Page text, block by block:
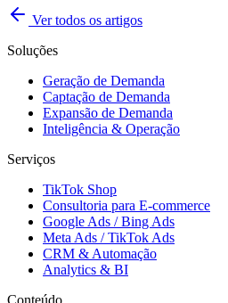
Ver todos os artigos
Soluções
Geração de Demanda
Captação de Demanda
Expansão de Demanda
Inteligência & Operação
Serviços
TikTok Shop
Consultoria para E-commerce
Google Ads / Bing Ads
Meta Ads / TikTok Ads
CRM & Automação
Analytics & BI